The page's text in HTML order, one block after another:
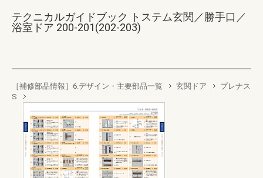
テクニカルガイドブック トステム玄関／勝手口／
浴室ドア 200-201(202-203)
［補修部品情報］6.デザイン・主要部品一覧 玄関ドア
プレナス
S